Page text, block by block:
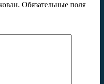
Обязательные поля